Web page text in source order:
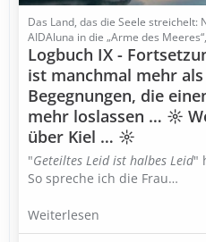
Das Land, das die Seele streichelt:
AIDAluna in die „Arme des
Logbuch IX -
ist manchmal mehr
Begegnungen, die
mehr loslassen … ☼
über Kiel … ☼
"Geteiltes Leid ist halbes Leid"
So spreche ich die Frau…
Weiterlesen